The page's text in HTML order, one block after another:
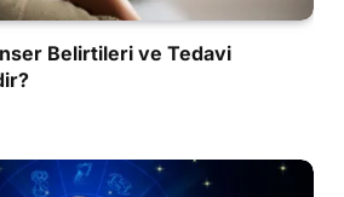
Belirtileri ve Tedavi